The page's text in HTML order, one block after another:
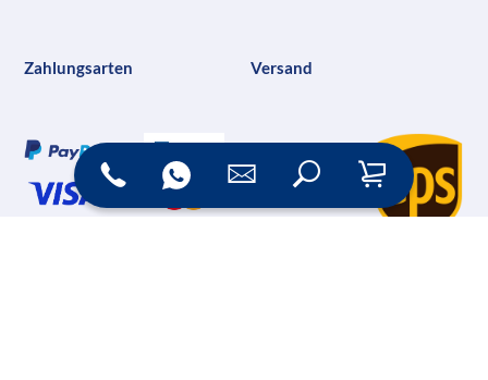
Zahlungsarten Versand